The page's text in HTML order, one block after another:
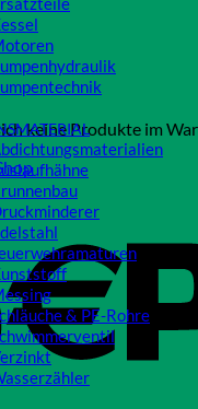
keine Produkte im
& PE-Rohre